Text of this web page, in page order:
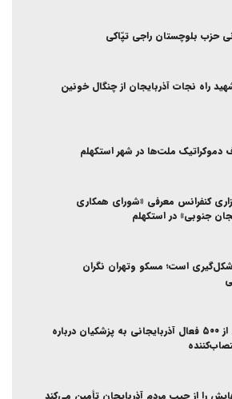
حزب بلوچستان راجی تپّاکی
راه نجات آذربایجان از چنگال خونین
دموکراتیک ملت‌ها در شهر استکهلم
کنفرانس معرفی «شورای همکاری
جنوبی» در استکهلم
است؛ مسکو وتهران نگران
نامه سرگشاده بیش از ۵۰۰ فعال آذربایجانی به پزشکیان درباره
را از جیب مردم آذربایجان تأمین می‌کند